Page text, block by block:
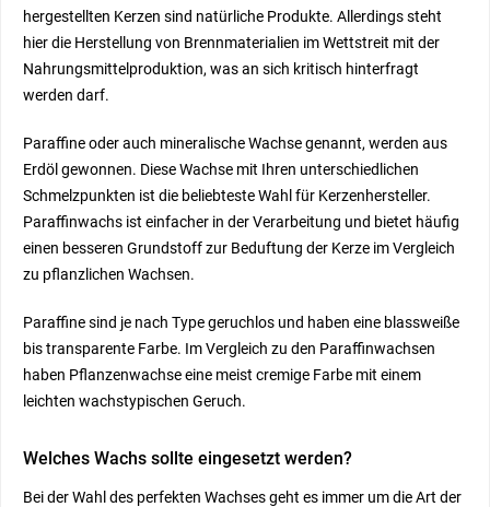
hergestellten Kerzen sind natürliche Produkte. Allerdings steht
hier die Herstellung von Brennmaterialien im Wettstreit mit der
Nahrungsmittelproduktion, was an sich kritisch hinterfragt
werden darf.
Paraffine oder auch mineralische Wachse genannt, werden aus
Erdöl gewonnen. Diese Wachse mit Ihren unterschiedlichen
Schmelzpunkten ist die beliebteste Wahl für Kerzenhersteller.
Paraffinwachs ist einfacher in der Verarbeitung und bietet häufig
einen besseren Grundstoff zur Beduftung der Kerze im Vergleich
zu pflanzlichen Wachsen.
Paraffine sind je nach Type geruchlos und haben eine blassweiße
bis transparente Farbe. Im Vergleich zu den Paraffinwachsen
haben Pflanzenwachse eine meist cremige Farbe mit einem
leichten wachstypischen Geruch.
Welches Wachs sollte eingesetzt werden?
Bei der Wahl des perfekten Wachses geht es immer um die Art der